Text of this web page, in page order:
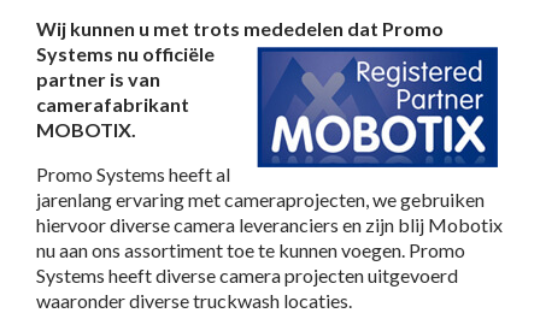
Wij kunnen u met trots mededelen dat Promo
Systems nu officiële
partner is van
camerafabrikant
MOBOTIX.
Promo Systems heeft al
jarenlang ervaring met cameraprojecten, we gebruiken
hiervoor diverse camera leveranciers en zijn blij Mobotix
nu aan ons assortiment toe te kunnen voegen. Promo
Systems heeft diverse camera projecten uitgevoerd
waaronder diverse truckwash locaties.